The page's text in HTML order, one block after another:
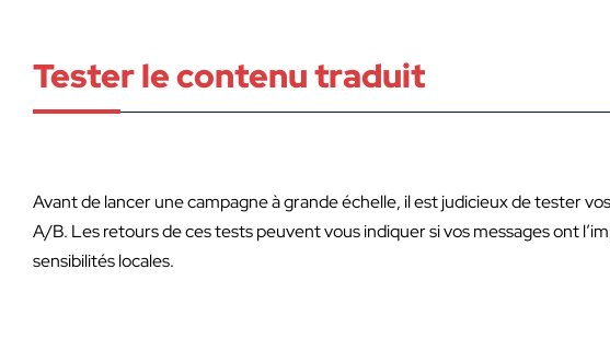
Tester le contenu traduit
Avant de lancer une campagne à grande échelle, il est judicieux de tester
A/B. Les retours de ces tests peuvent vous indiquer si vos messages ont
sensibilités locales.